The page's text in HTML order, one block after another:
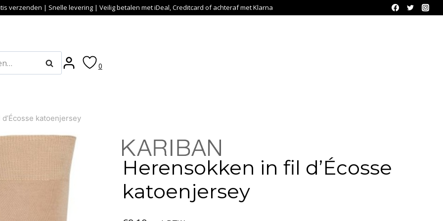
verzenden | Snelle levering | Veilig betalen met iDeal, Creditcard of achteraf met Klarna
Zoeken 0
katoenjersey
Herensokken in fil d’Écosse
katoenjersey